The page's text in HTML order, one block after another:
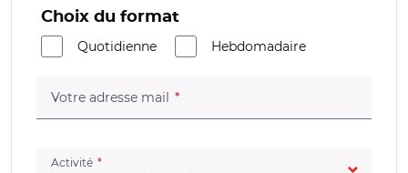
Choix du format
Quotidienne
Hebdomadaire
Votre adresse mail (champ obligatoire)
Activité (champ obligatoire)